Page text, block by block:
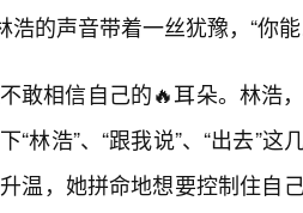
浩的声音带着一丝犹豫，“
敢相信自己的🔥耳朵。林浩
“林浩”、“跟我说”、“出去”
温，她拼命地想要控制住自